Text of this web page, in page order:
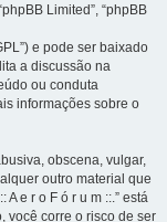
Limited”, “phpBB
e pode ser baixado
a discussão na
ou conduta
informações sobre o
obscena, vulgar,
outro material que
e r o F ó r u m ::.” está
você corre o risco de ser